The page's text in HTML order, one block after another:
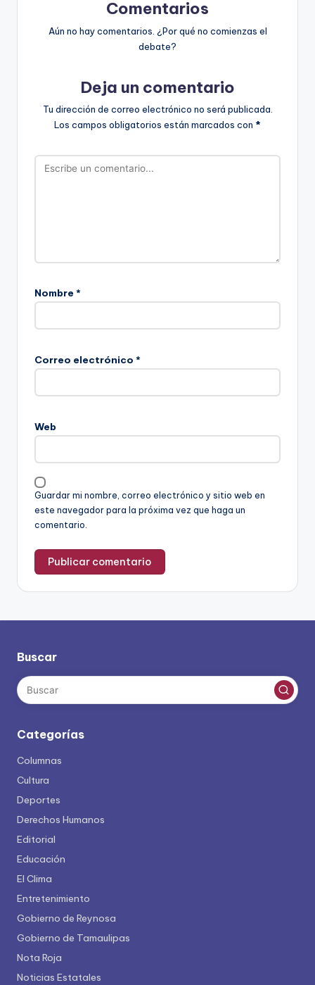
Comentarios
Aún no hay comentarios. ¿Por qué no comienzas el
debate?
Deja un comentario
Tu dirección de correo electrónico no será publicada.
Los campos obligatorios están marcados con *
Nombre *
Correo electrónico *
Web
Guardar mi nombre, correo electrónico y sitio web en
este navegador para la próxima vez que haga un
comentario.
Buscar
Categorías
Columnas
Cultura
Deportes
Derechos Humanos
Editorial
Educación
El Clima
Entretenimiento
Gobierno de Reynosa
Gobierno de Tamaulipas
Nota Roja
Noticias Estatales